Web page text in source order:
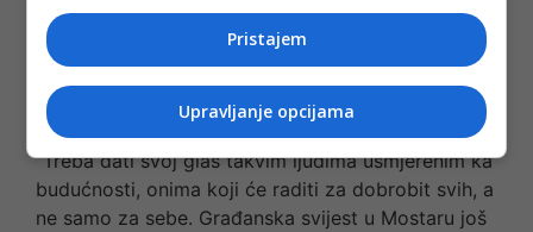
No, dok iz SDA i HDZ-a puno puta ističu kako se
bez njih i njihovog dogovora izbori u Mostaru ne bi
niti dogodili, on spominje Baraliju kao osobu bez
koje se oni uopće ne bi dogodili.
“Treba dati svoj glas takvim ljudima usmjerenim ka
budućnosti, onima koji će raditi za dobrobit svih, a
ne samo za sebe. Građanska svijest u Mostaru još
Pristajem
Upravljanje opcijama